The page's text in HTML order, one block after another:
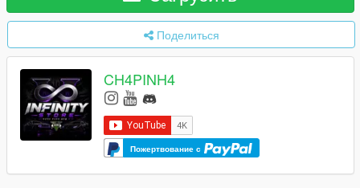
Поделиться
CH4PINH4
Пожертвование с